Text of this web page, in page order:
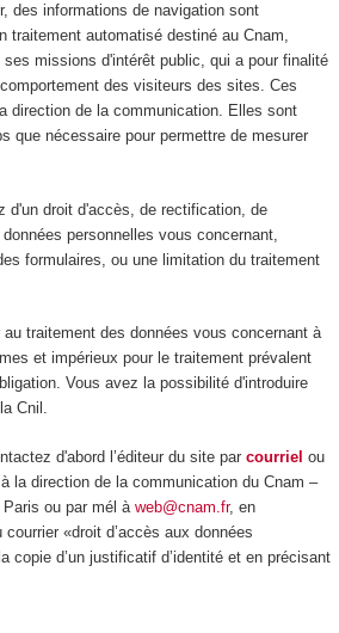
des informations de navigation sont
traitement automatisé destiné au Cnam,
missions d'intérêt public, qui a pour finalité
des visiteurs des sites. Ces
direction de la communication. Elles sont
que nécessaire pour permettre de mesurer
d'un droit d'accès, de rectification, de
personnelles vous concernant,
formulaires, ou une limitation du traitement
traitement des données vous concernant à
et impérieux pour le traitement prévalent
Vous avez la possibilité d'introduire
Cnil.
d'abord l’éditeur du site par courriel ou
la direction de la communication du Cnam –
ou par mél à web@cnam.fr, en
«droit d’accès aux données
copie d’un justificatif d’identité et en précisant